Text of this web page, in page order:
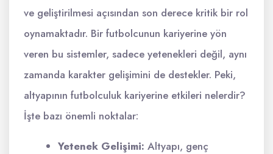
ve geliştirilmesi açısından son derece kritik bir rol
oynamaktadır. Bir futbolcunun kariyerine yön
veren bu sistemler, sadece yetenekleri değil, aynı
zamanda karakter gelişimini de destekler. Peki,
altyapının futbolculuk kariyerine etkileri nelerdir?
İşte bazı önemli noktalar:
Yetenek Gelişimi: Altyapı, genç